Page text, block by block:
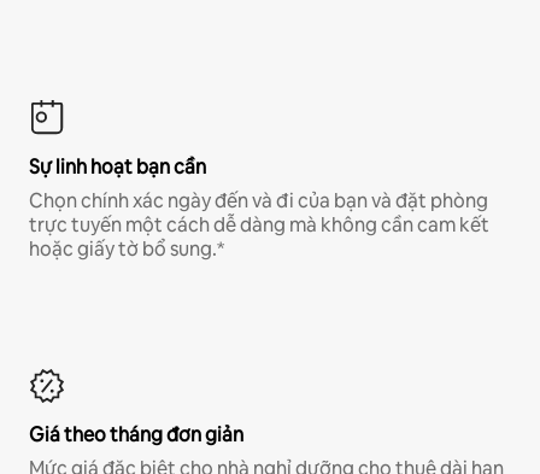
Sự linh hoạt bạn cần
Chọn chính xác ngày đến và đi của bạn và đặt phòng
trực tuyến một cách dễ dàng mà không cần cam kết
hoặc giấy tờ bổ sung.*
Giá theo tháng đơn giản
Mức giá đặc biệt cho nhà nghỉ dưỡng cho thuê dài hạn